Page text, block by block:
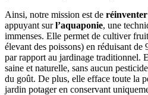
Ainsi, notre mission est de
appuyant surl’aquaponie, une
immenses. Elle permet de cultiver
élevant des poissons) en réduisant de
par rapport au jardinage traditionnel.
saine et naturelle, sans aucun
du goût. De plus, elle efface toute la
jardin potager en conservant